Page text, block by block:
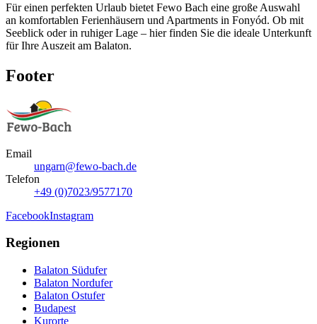
Für einen perfekten Urlaub bietet Fewo Bach eine große Auswahl
an komfortablen Ferienhäusern und Apartments in Fonyód. Ob mit
Seeblick oder in ruhiger Lage – hier finden Sie die ideale Unterkunft
für Ihre Auszeit am Balaton.
Footer
Email
ungarn@fewo-bach.de
Telefon
+49 (0)7023/9577170
FacebookInstagram
Regionen
Balaton Südufer
Balaton Nordufer
Balaton Ostufer
Budapest
Kurorte